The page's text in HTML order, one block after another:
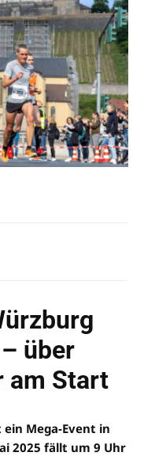
über
am Start
Mega-Event in
2025 fällt um 9 Uhr